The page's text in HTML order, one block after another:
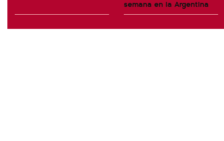
semana en la Argentina